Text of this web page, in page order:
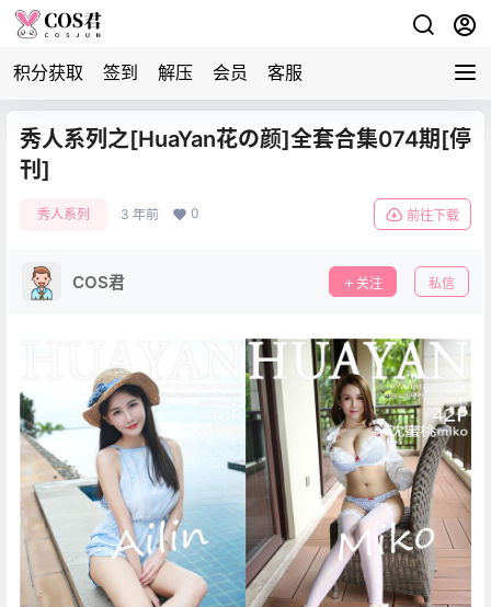
积分获取 签到 解压 会员 客服
秀人系列之[HuaYan花の颜]全套合集074期[停
刊]
秀人系列 3 年前 0 前往下载
COS君 关注 私信